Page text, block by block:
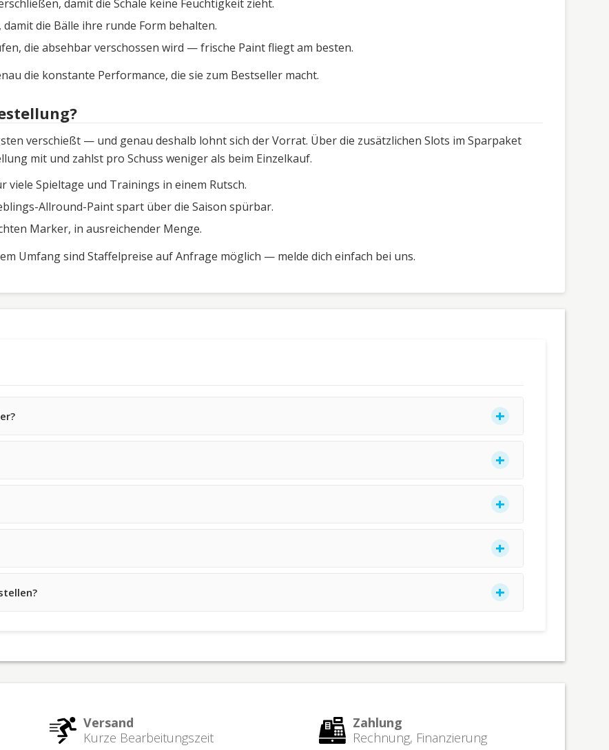
damit die Schale keine Feuchtigkeit zieht.
die Bälle ihre runde Form behalten.
die absehbar verschossen wird — frische Paint fliegt am besten.
die konstante Performance, die sie zum Bestseller macht.
verschießt — und genau deshalb lohnt sich der Vorrat. Über die zusätzlichen Slots im Sparpaket
mit und zahlst pro Schuss weniger als beim Einzelkauf.
viele Spieltage und Trainings in einem Rutsch.
Allround-Paint spart über die Saison spürbar.
Marker, in ausreichender Menge.
Umfang sind Staffelpreise auf Anfrage möglich — melde dich einfach bei uns.
Versand
Kurze Bearbeitungszeit
Zahlung
Rechnung, Finanzierung